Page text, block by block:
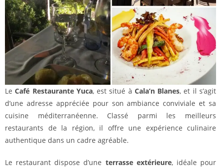
LeCafé Restaurante Yuca, est situé à Cala’n Blanes, et il s’agit
d’une adresse appréciée pour son ambiance conviviale et sa
cuisine méditerranéenne. Classé parmi les meilleurs
restaurants de la région, il offre une expérience culinaire
authentique dans un cadre agréable.
Le restaurant dispose d’une terrasse extérieure, idéale pour